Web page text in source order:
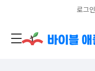
로그인